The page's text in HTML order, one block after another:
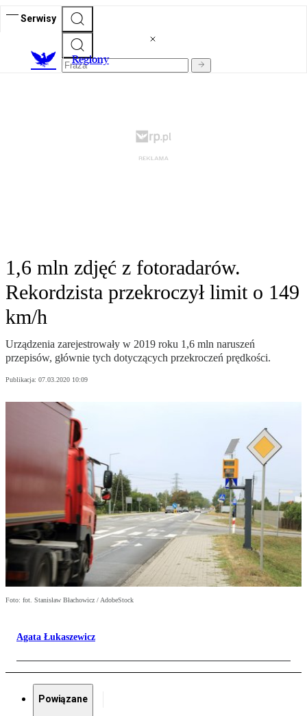
Serwisy
Regiony
1,6 mln zdjęć z fotoradarów.
Rekordzista przekroczył limit o 149
km/h
Urządzenia zarejestrowały w 2019 roku 1,6 mln naruszeń
przepisów, głównie tych dotyczących przekroczeń prędkości.
Publikacja: 07.03.2020 10:09
Foto: fot. Stanisław Błachowicz / AdobeStock
Agata Łukaszewicz
Powiązane